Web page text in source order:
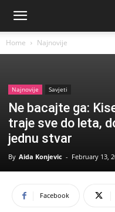
Home Najnovije
Najnovije Savjeti
Ne bacajte ga:
traje sve do leta,
jednu stvar
By Aida Konjevic - February 13,
Facebook